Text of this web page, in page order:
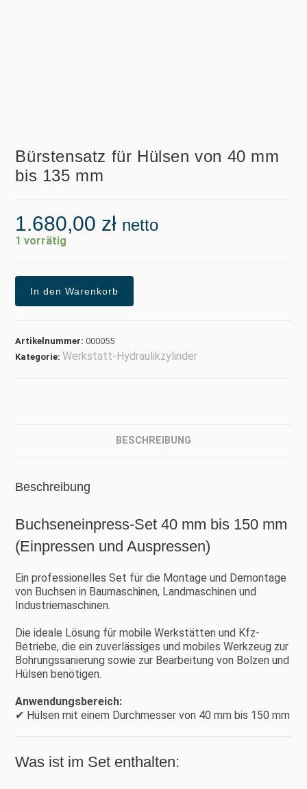
Bürstensatz für Hülsen von 40 mm
bis 135 mm
1.680,00 zł netto
1 vorrätig
In den Warenkorb
Artikelnummer:000055
Kategorie: Werkstatt-Hydraulikzylinder
BESCHREIBUNG
Beschreibung
Buchseneinpress-Set 40 mm bis 150 mm
(Einpressen und Auspressen)
Ein professionelles Set für die Montage und Demontage
von Buchsen in Baumaschinen, Landmaschinen und
Industriemaschinen.
Die ideale Lösung für mobile Werkstätten und Kfz-
Betriebe, die ein zuverlässiges und mobiles Werkzeug zur
Bohrungssanierung sowie zur Bearbeitung von Bolzen und
Hülsen benötigen.
Anwendungsbereich:
✔ Hülsen mit einem Durchmesser von 40 mm bis 150 mm
Was ist im Set enthalten: